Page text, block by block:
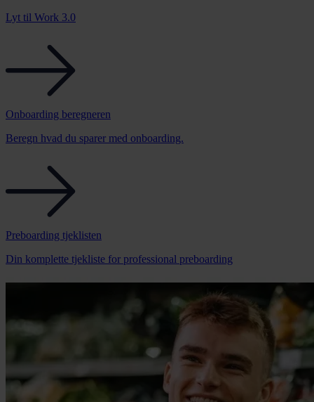
Lyt til Work 3.0
Onboarding beregneren
Beregn hvad du sparer med onboarding.
Preboarding tjeklisten
Din komplette tjekliste for professional preboarding